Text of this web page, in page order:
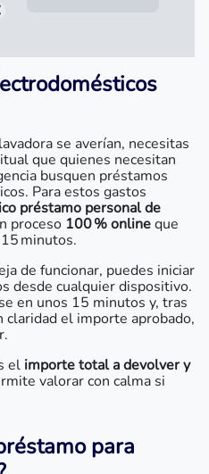
se averían, necesitas
que quienes necesitan
busquen préstamos
Para estos gastos
préstamo personal de
proceso 100 % onlineque
minutos.
de funcionar, puedes iniciar
desde cualquier dispositivo.
en unos 15 minutos y, tras
claridad el importe aprobado,
el importe total a devolver y
valorar con calma si
para